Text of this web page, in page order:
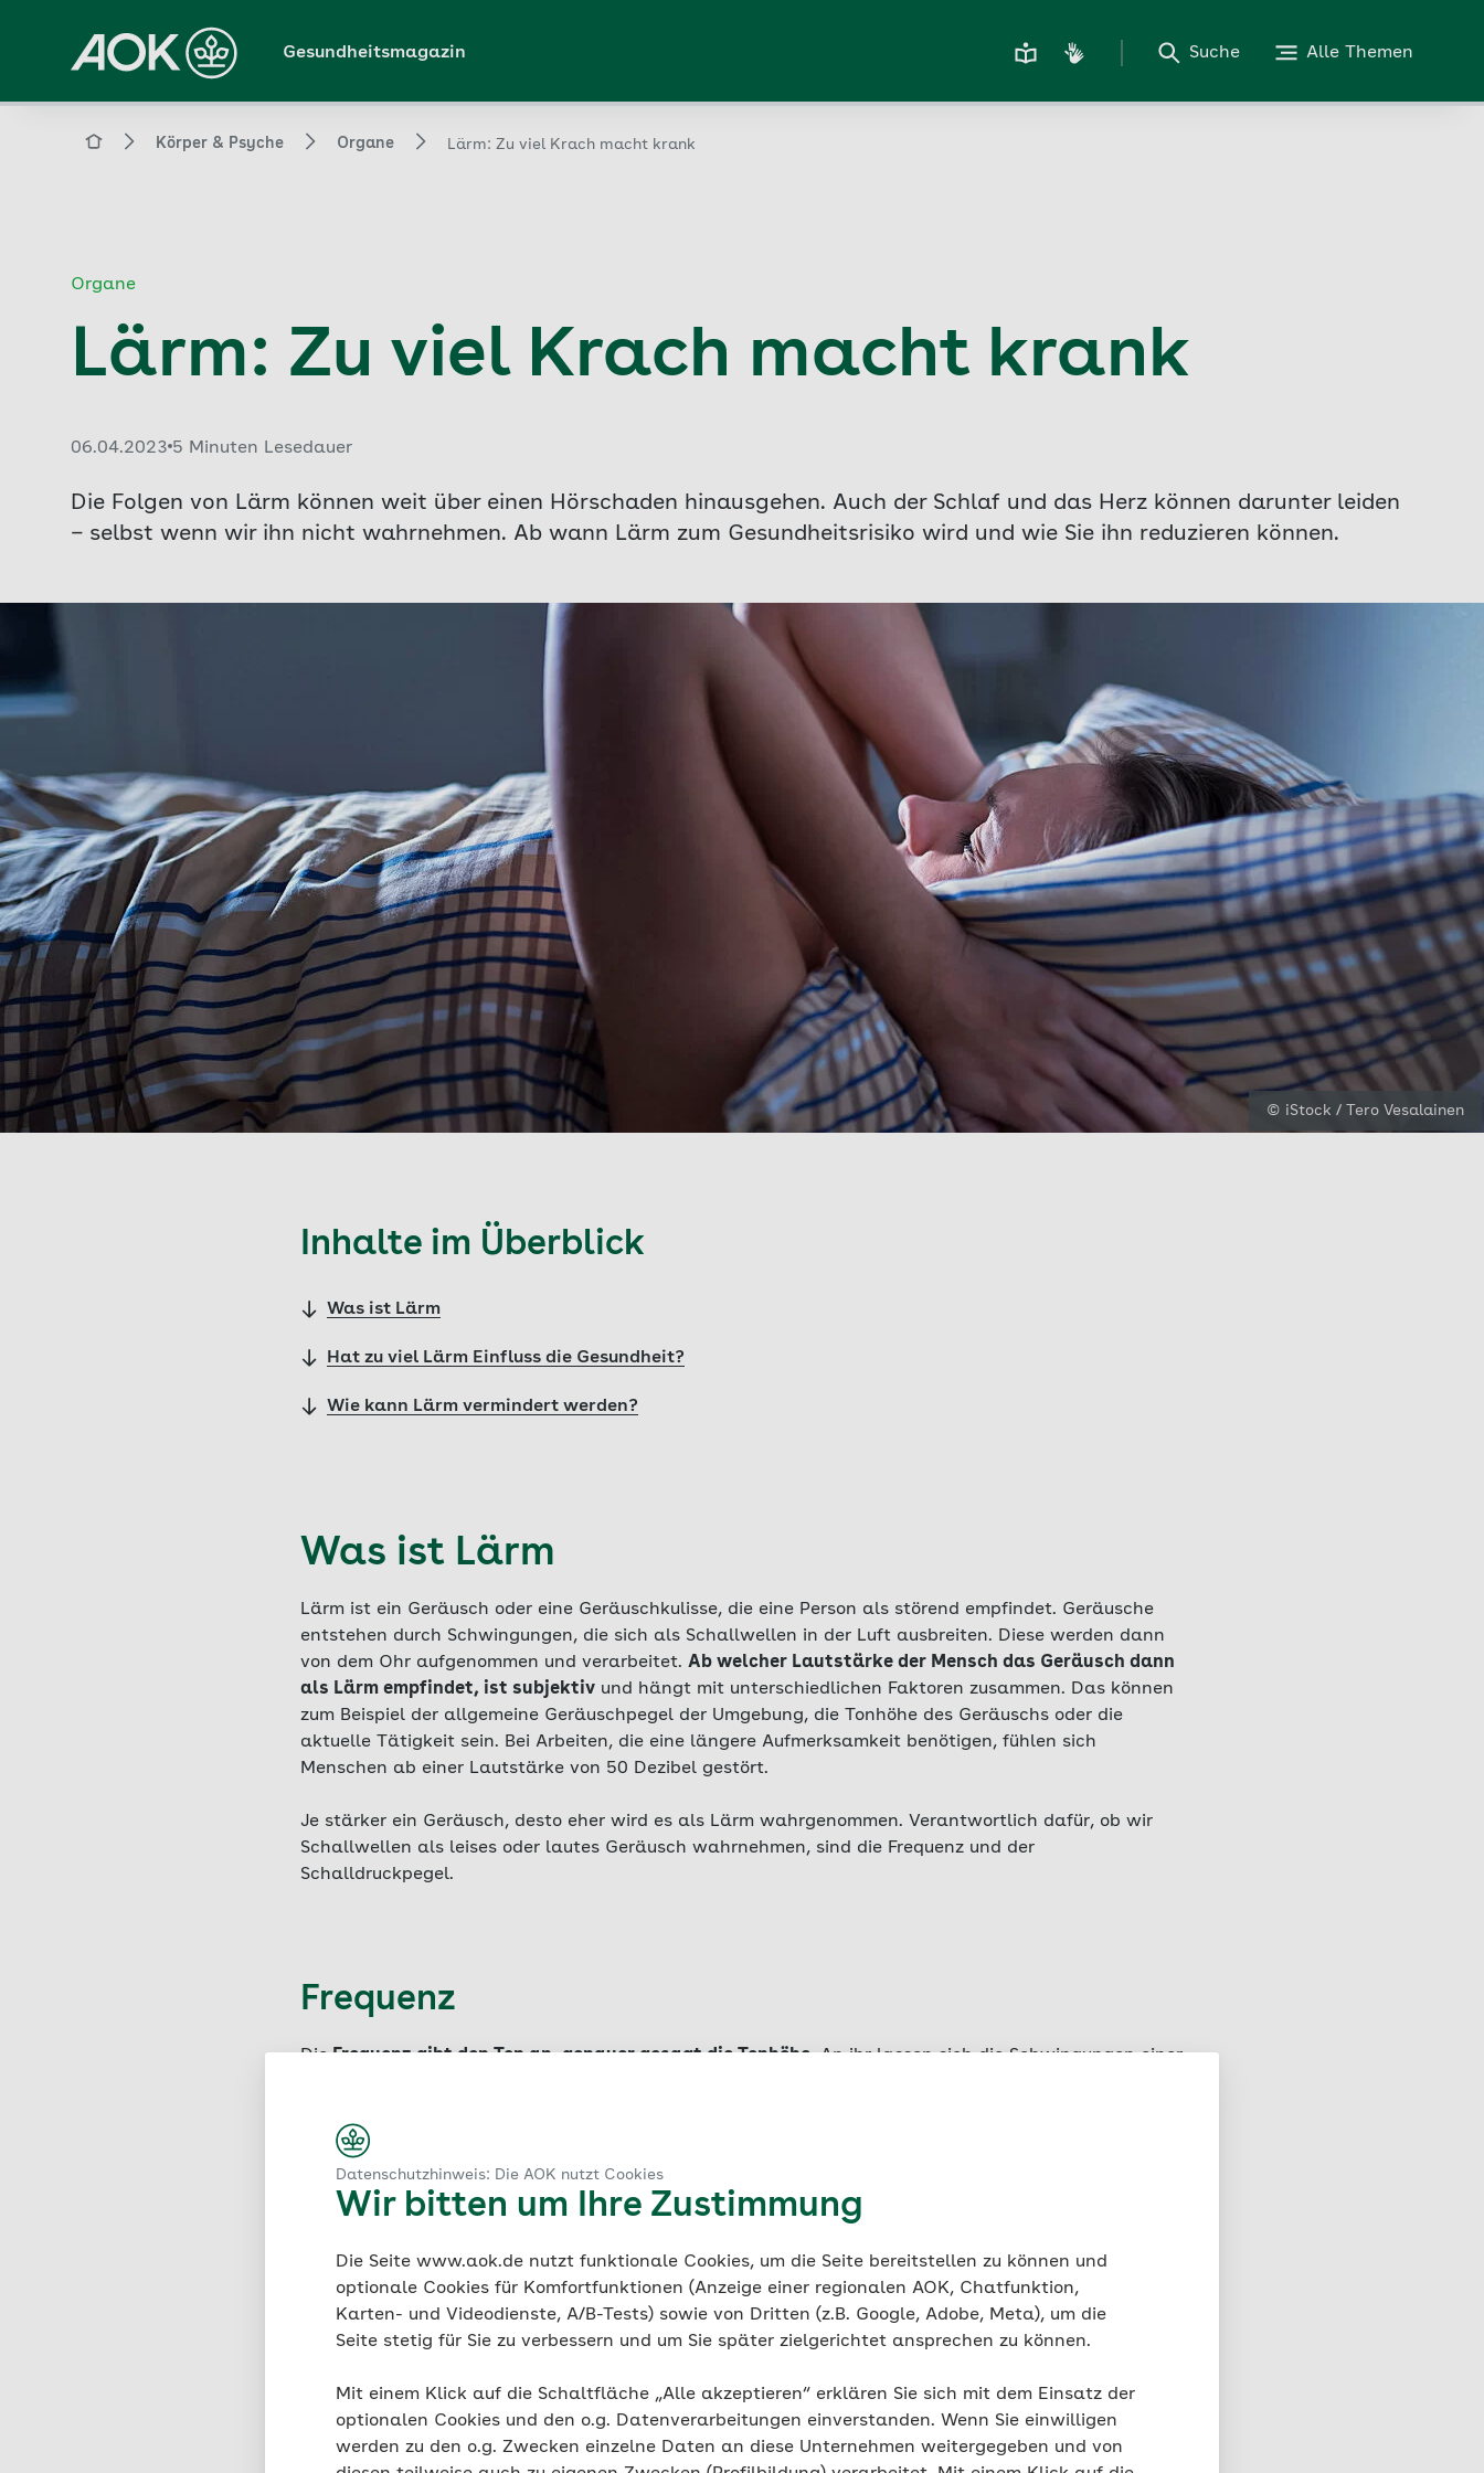
Datenschutzhinweis: Die AOK nutzt Cookies
Wir bitten um Ihre Zustimmung
Die Seite www.aok.de nutzt funktionale Cookies, um die Seite bereitstellen zu können und
optionale Cookies für Komfortfunktionen (Anzeige einer regionalen AOK, Chatfunktion,
Karten- und Videodienste, A/B-Tests) sowie von Dritten (z.B. Google, Adobe, Meta), um die
Seite stetig für Sie zu verbessern und um Sie später zielgerichtet ansprechen zu können.
Mit einem Klick auf die Schaltfläche „Alle akzeptieren“ erklären Sie sich mit dem Einsatz der
optionalen Cookies und den o.g. Datenverarbeitungen einverstanden. Wenn Sie einwilligen
werden zu den o.g. Zwecken einzelne Daten an diese Unternehmen weitergegeben und von
Hauptinhalt
springen
Gesundheitsmagazin Suche Alle Themen
Magazin Körper & Psyche Organe Lärm: Zu viel Krach macht krank
Organe
Lärm: Zu viel Krach macht krank
Veröffentlicht am:
06.04.2023 5 Minuten Lesedauer
Die Folgen von Lärm können weit über einen Hörschaden hinausgehen. Auch der Schlaf und das Herz können darunter leiden
– selbst wenn wir ihn nicht wahrnehmen. Ab wann Lärm zum Gesundheitsrisiko wird und wie Sie ihn reduzieren können.
© iStock / Tero Vesalainen
Inhalte im Überblick
Was ist Lärm
Hat zu viel Lärm Einfluss die Gesundheit?
Wie kann Lärm vermindert werden?
Was ist Lärm
Lärm ist ein Geräusch oder eine Geräuschkulisse, die eine Person als störend empfindet. Geräusche
entstehen durch Schwingungen, die sich als Schallwellen in der Luft ausbreiten. Diese werden dann
von dem Ohr aufgenommen und verarbeitet. Ab welcher Lautstärke der Mensch das Geräusch dann
als Lärm empfindet, ist subjektiv und hängt mit unterschiedlichen Faktoren zusammen. Das können
zum Beispiel der allgemeine Geräuschpegel der Umgebung, die Tonhöhe des Geräuschs oder die
aktuelle Tätigkeit sein. Bei Arbeiten, die eine längere Aufmerksamkeit benötigen, fühlen sich
Menschen ab einer Lautstärke von 50 Dezibel gestört.
Je stärker ein Geräusch, desto eher wird es als Lärm wahrgenommen. Verantwortlich dafür, ob wir
Schallwellen als leises oder lautes Geräusch wahrnehmen, sind die Frequenz und der
Schalldruckpegel.
Frequenz
DieFrequenz gibt den Ton an, genauer gesagt die Tonhöhe.An ihr lassen sich die Schwingungen einer
Ein gesundes Gehör kann zwischen 20 und maximal 20.000 Hertz registrieren. Die menschliche
Sprache bewegt sich zwischen 500 und 6.000 Hertz.
Schalldruckpegel
Schalldruckpegel ist für die Lautstärke verantwortlichund gibt wieder, wie kräftig die
einen bestimmten Wert erreicht hat. Diese Wahrnehmungsgrenze ist auch als Hörschwelle bekannt.
Sie wird aber nicht allein über den Schalldruckpegel definiert, sondern sie ist frequenzabhängig. Am
besten kann das menschliche Ohr Frequenzen zwischen 3.400 und 4.000 Hertz hören. Das ist in etwa